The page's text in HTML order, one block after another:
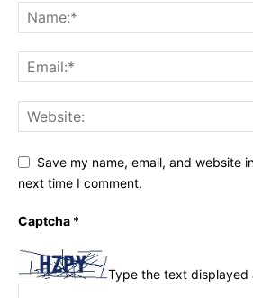
Save my name, email, and website
next time I comment.
Captcha *
Type the text displayed